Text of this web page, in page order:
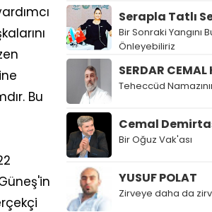
Bu
Serapla Tatlı
Bir Sonraki Yangını
Önleyebiliriz
SERDAR
Teheccüd
Cemal
Bir Oğuz Vak'ası
YUSUF POLAT
Zirveye daha da